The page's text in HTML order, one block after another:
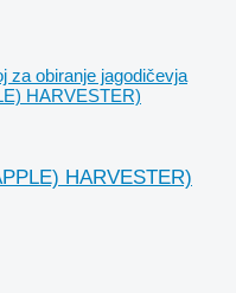
za obiranje jagodičevja
HARVESTER)
HARVESTER)